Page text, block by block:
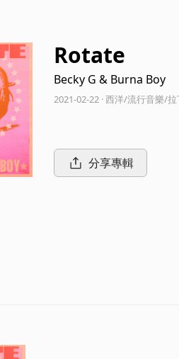
Rotate
Becky G & Burna Boy
2021-02-22 · 西洋/流行音樂/
分享專輯